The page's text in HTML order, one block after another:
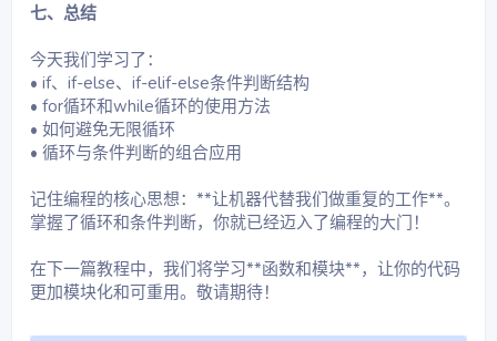
七、总结
今天我们学习了：
• if、if-else、if-elif-else条件判断结构
• for循环和while循环的使用方法
• 如何避免无限循环
• 循环与条件判断的组合应用
记住编程的核心思想：**让机器代替我们做重复的工作**。
掌握了循环和条件判断，你就已经迈入了编程的大门！
在下一篇教程中，我们将学习**函数和模块**，让你的代码
更加模块化和可重用。敬请期待！